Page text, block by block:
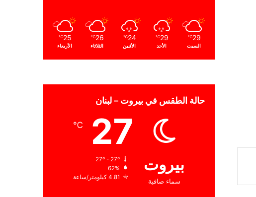
29
℃
السبت
29
℃
الأحد
24
℃
الأثنين
26
℃
الثلاثاء
25
℃
الأربعاء
حالة الطقس في بيروت – لبنان
بيروت
سماء صافية
27
℃
62%
4.81 كيلومتر/ساعة